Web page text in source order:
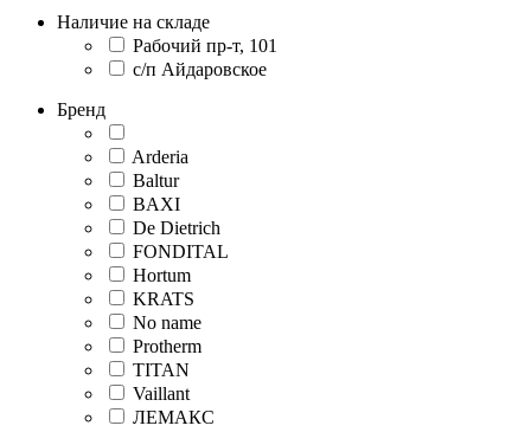
Наличие на складе
Рабочий пр-т, 101
с/п Айдаровское
Бренд
Arderia
Baltur
BAXI
De Dietrich
FONDITAL
Hortum
KRATS
No name
Protherm
TITAN
Vaillant
ЛЕМАКС